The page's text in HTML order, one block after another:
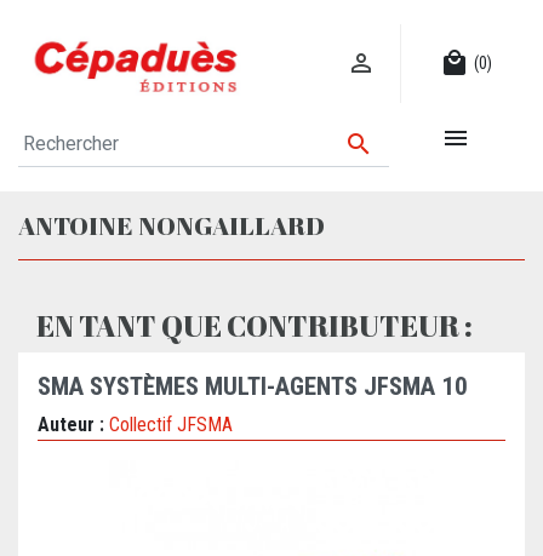
 local_mall (0)
 
ANTOINE NONGAILLARD
EN TANT QUE CONTRIBUTEUR :
SMA SYSTÈMES MULTI-AGENTS JFSMA 10
Auteur : Collectif JFSMA